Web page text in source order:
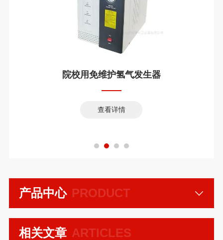
院校用免维护氢气发生器
查看详情
PRODUCT
产品中心
ARTICLES
相关文章